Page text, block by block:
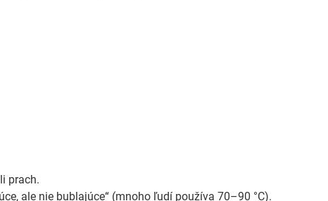
prach.
ale nie bublajúce“ (mnoho ľudí používa 70–90 °C).